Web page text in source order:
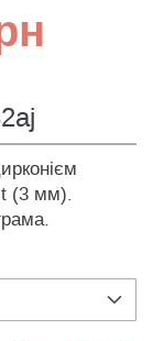
(3 мм).